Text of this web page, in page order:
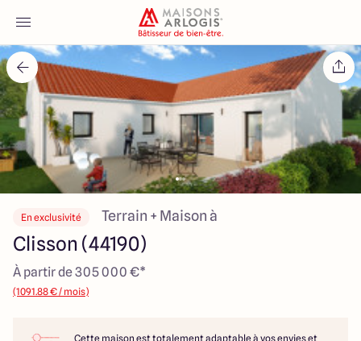
Accueil
Nos maisons
Nos annonces
Votre projet
Qui sommes-nous
En exclusivité Terrain + Maison à
Clisson (44190)
À partir de 305 000 €*
(1091.88 € / mois)
Cette maison est totalement adaptable à vos envies et